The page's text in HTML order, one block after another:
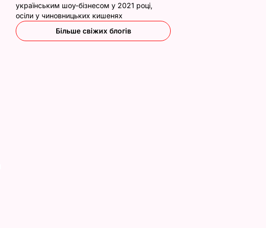
українським шоу-бізнесом у 2021 році,
осіли у чиновницьких кишенях
Більше свіжих блогів